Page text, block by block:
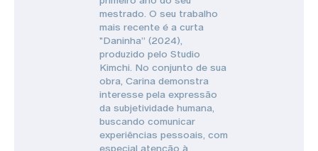
mestrado. O seu trabalho
mais recente é a curta
"Daninha” (2024),
produzido pelo Studio
Kimchi. No conjunto de sua
obra, Carina demonstra
interesse pela expressão
da subjetividade humana,
buscando comunicar
experiências pessoais, com
especial atenção à